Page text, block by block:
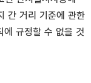
간 거리 기준에 관한
에 규정할 수 없을 것